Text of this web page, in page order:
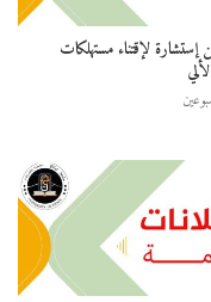
لإقتناء مستهلكات